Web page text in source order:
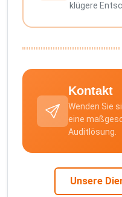
klügere
Kontakt
Wenden Sie
eine
Auditlösung.
Unsere